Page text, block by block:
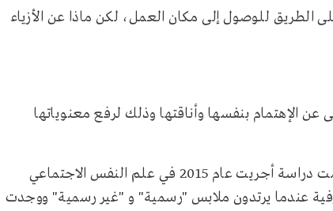
الطريق للوصول إلى مكان العمل، لكن ماذا عن الأزياء
الإهتمام بنفسها وأناقتها وذلك لرفع معنوياتها
وجد علماء النفس أن ما نرتديه يؤثر على تفكيرنا أيضاً، وقامت دراسة أجريت عام 2015 في علم النفس الاجتماعي
عندما يرتدون ملابس "رسمية" و "غير رسمية" ووجدت